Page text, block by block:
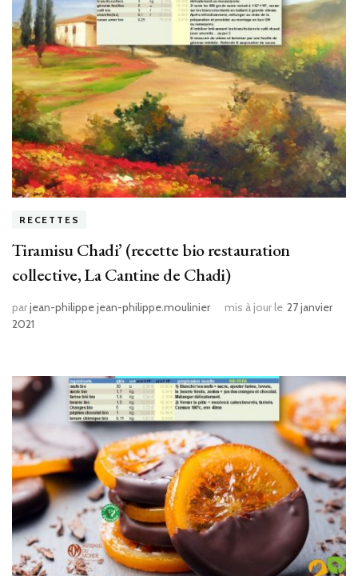
RECETTES
Tiramisu Chadi’ (recette bio restauration
collective, La Cantine de Chadi)
parjean-philippe jean-philippe.moulinier mis à jour le 27 janvier
2021